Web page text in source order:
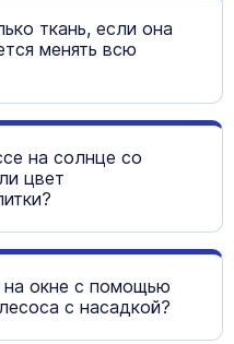
ткань, если она
менять всю
на солнце со
цвет
окне с помощью
с насадкой?